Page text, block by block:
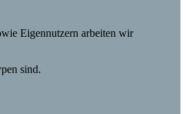
Eigennutzern arbeiten wir
sind.